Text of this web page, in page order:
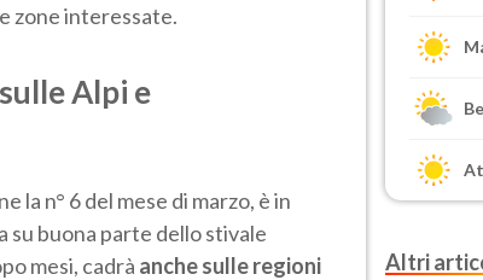
zone interessate.
Alpi e
la n° 6 del mese di marzo, è in
su buona parte dello stivale
mesi, cadrà anche sulle regioni
Altri